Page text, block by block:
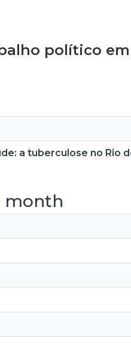
político
a tuberculose no Rio
month